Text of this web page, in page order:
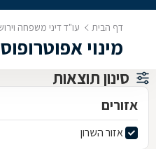
דף הבית עו"ד דיני משפחה
מינוי
סינון תוצאות
אזורים
אזור השרון